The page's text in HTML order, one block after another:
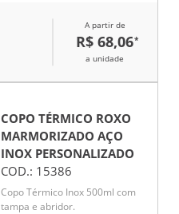
A partir de
R$ 68,06*
a unidade
COPO TÉRMICO ROXO
MARMORIZADO AÇO
INOX PERSONALIZADO
COD.: 15386
Copo Térmico Inox 500ml com
tampa e abridor.